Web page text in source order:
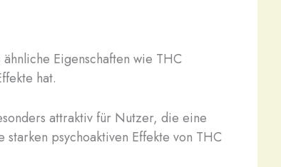
Eigenschaften wie THC
hat.
attraktiv für Nutzer, die eine
psychoaktiven Effekte von THC